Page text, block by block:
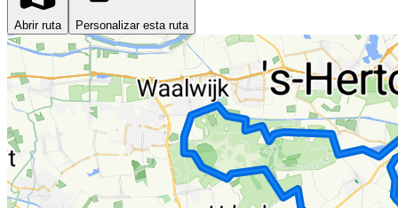
Abrir ruta Personalizar esta ruta